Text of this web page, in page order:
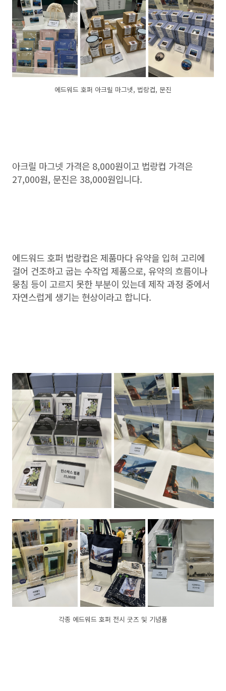
에드워드 호퍼 아크릴 마그넷, 법랑컵, 문진
아크릴 마그넷 가격은 8,000원이고 법랑컵 가격은
27,000원, 문진은 38,000원입니다.
에드워드 호퍼 법랑컵은 제품마다 유약을 입혀 고리에
걸어 건조하고 굽는 수작업 제품으로, 유약의 흐름이나
뭉침 등이 고르지 못한 부분이 있는데 제작 과정 중에서
자연스럽게 생기는 현상이라고 합니다.
각종 에드워드 호퍼 전시 굿즈 및 기념품